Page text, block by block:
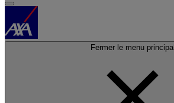
Fermer le menu principal